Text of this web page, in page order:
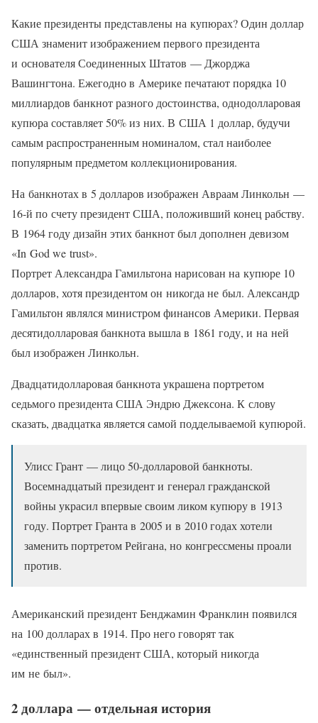
Какие президенты представлены на купюрах? Один доллар
США знаменит изображением первого президента
и основателя Соединенных Штатов — Джорджа
Вашингтона. Ежегодно в Америке печатают порядка 10
миллиардов банкнот разного достоинства, однодолларовая
купюра составляет 50% из них. В США 1 доллар, будучи
самым распространенным номиналом, стал наиболее
популярным предметом коллекционирования.
На банкнотах в 5 долларов изображен Авраам Линкольн —
16-й по счету президент США, положивший конец рабству.
В 1964 году дизайн этих банкнот был дополнен девизом
«In God we trust».
Портрет Александра Гамильтона нарисован на купюре 10
долларов, хотя президентом он никогда не был. Александр
Гамильтон являлся министром финансов Америки. Первая
десятидолларовая банкнота вышла в 1861 году, и на ней
был изображен Линкольн.
Двадцатидолларовая банкнота украшена портретом
седьмого президента США Эндрю Джексона. К слову
сказать, двадцатка является самой подделываемой купюрой.
Улисс Грант — лицо 50-долларовой банкноты.
Восемнадцатый президент и генерал гражданской
войны украсил впервые своим ликом купюру в 1913
году. Портрет Гранта в 2005 и в 2010 годах хотели
заменить портретом Рейгана, но конгрессмены проали
против.
Американский президент Бенджамин Франклин появился
на 100 долларах в 1914. Про него говорят так
«единственный президент США, который никогда
им не был».
2 доллара — отдельная история